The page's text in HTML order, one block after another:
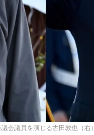
会議員を演じる古田敦也（右）